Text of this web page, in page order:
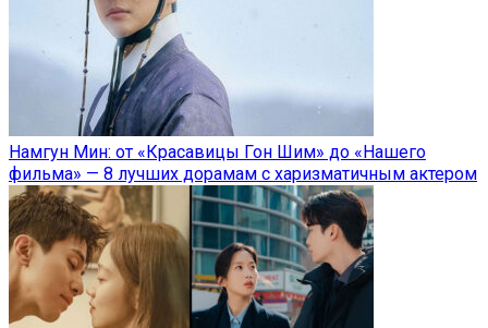
Намгун Мин: от «Красавицы Гон Шим» до «Нашего
фильма» — 8 лучших дорамам с харизматичным актером